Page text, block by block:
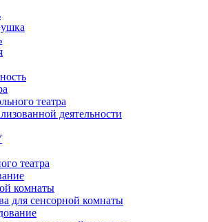
театра
деятельности
театра
комнаты
для сенсорной комнаты